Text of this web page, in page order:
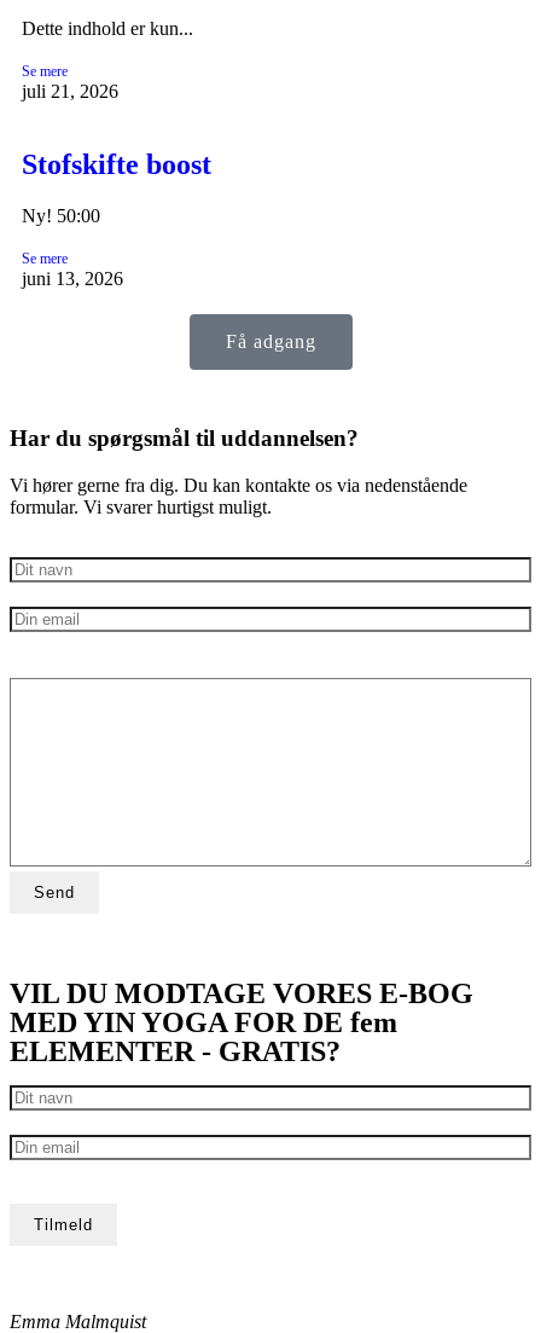
Dette indhold er kun...
Se mere
juli 21, 2026
Stofskifte boost
Ny! 50:00
Se mere
juni 13, 2026
Få adgang
Har du spørgsmål til uddannelsen?
Vi hører gerne fra dig. Du kan kontakte os via nedenstående
formular. Vi svarer hurtigst muligt.
VIL DU MODTAGE VORES E-BOG
MED YIN YOGA FOR DE fem
ELEMENTER - GRATIS?
Emma Malmquist